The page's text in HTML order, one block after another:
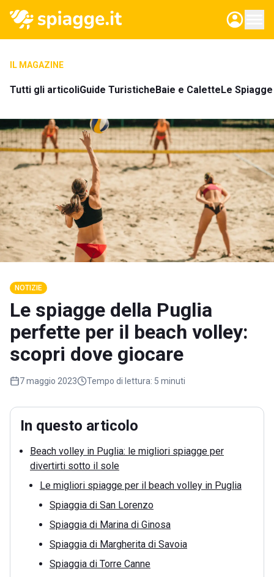
IL MAGAZINE
Tutti gli articoliGuide TuristicheBaie e CaletteLe
NOTIZIE
Le spiagge della Puglia
perfette per il beach volley:
scopri dove giocare
7 maggio 2023 Tempo di lettura: 5 minuti
In questo articolo
Beach volley in Puglia: le migliori spiagge per
divertirti sotto il sole
Le migliori spiagge per il beach volley in Puglia
Spiaggia di San Lorenzo
Spiaggia di Marina di Ginosa
Spiaggia di Margherita di Savoia
Spiaggia di Torre Canne